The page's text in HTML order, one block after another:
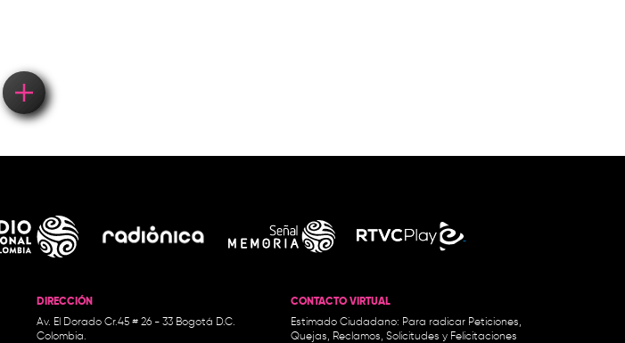
DIRECCIÓN
Av. El Dorado Cr.45 # 26 - 33 Bogotá D.C.
Colombia.
CONTACTO VIRTUAL
Estimado Ciudadano: Para radicar Peticiones,
Quejas, Reclamos, Solicitudes y Felicitaciones